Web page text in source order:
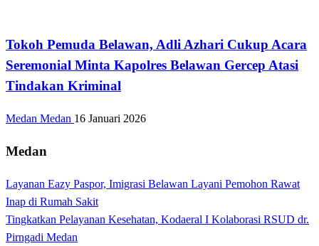
Tokoh Pemuda Belawan, Adli Azhari Cukup Acara
Seremonial Minta Kapolres Belawan Gercep Atasi
Tindakan Kriminal
Medan Medan 16 Januari 2026
Medan
Layanan Eazy Paspor, Imigrasi Belawan Layani Pemohon Rawat
Inap di Rumah Sakit
Tingkatkan Pelayanan Kesehatan, Kodaeral I Kolaborasi RSUD dr.
Pirngadi Medan‎